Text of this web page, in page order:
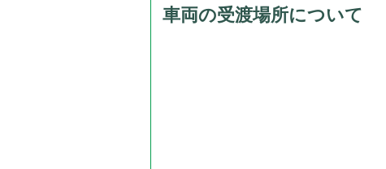
車両の受渡場所について